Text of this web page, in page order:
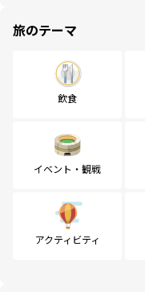
旅のテーマ
飲食
イベント・観戦
アクティビティ